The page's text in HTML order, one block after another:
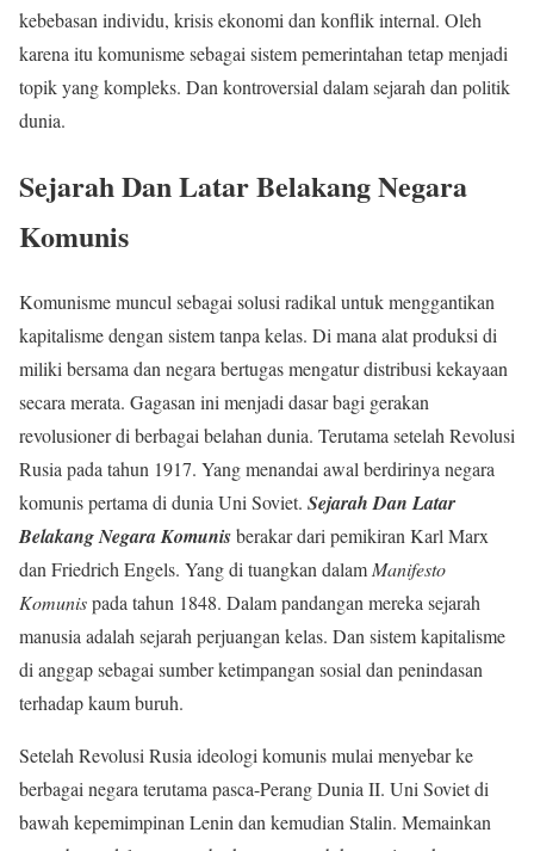
kebebasan individu, krisis ekonomi dan konflik internal. Oleh
karena itu komunisme sebagai sistem pemerintahan tetap menjadi
topik yang kompleks. Dan kontroversial dalam sejarah dan politik
dunia.
Sejarah Dan Latar Belakang Negara
Komunis
Komunisme muncul sebagai solusi radikal untuk menggantikan
kapitalisme dengan sistem tanpa kelas. Di mana alat produksi di
miliki bersama dan negara bertugas mengatur distribusi kekayaan
secara merata. Gagasan ini menjadi dasar bagi gerakan
revolusioner di berbagai belahan dunia. Terutama setelah Revolusi
Rusia pada tahun 1917. Yang menandai awal berdirinya negara
komunis pertama di dunia Uni Soviet. Sejarah Dan Latar
Belakang Negara Komunisberakar dari pemikiran Karl Marx
dan Friedrich Engels. Yang di tuangkan dalam Manifesto
Komunispada tahun 1848. Dalam pandangan mereka sejarah
manusia adalah sejarah perjuangan kelas. Dan sistem kapitalisme
di anggap sebagai sumber ketimpangan sosial dan penindasan
terhadap kaum buruh.
Setelah Revolusi Rusia ideologi komunis mulai menyebar ke
berbagai negara terutama pasca-Perang Dunia II. Uni Soviet di
bawah kepemimpinan Lenin dan kemudian Stalin. Memainkan